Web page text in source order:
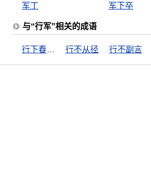
军丁
军下卒
与“行军”相关的成语
行不从径 行不副言